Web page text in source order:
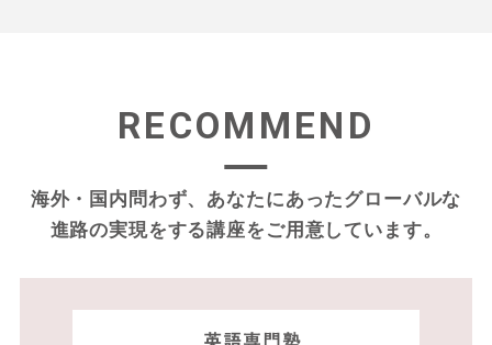
RECOMMEND
海外・国内問わず、あなたにあったグローバルな
進路の実現をする講座をご用意しています。